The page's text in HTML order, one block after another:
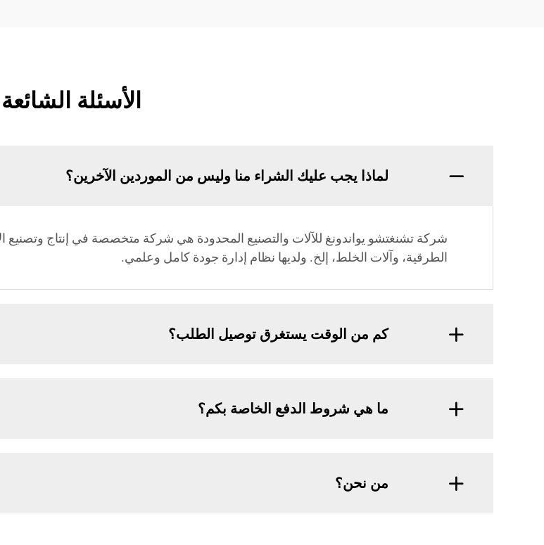
الأسئلة الشائعة
لماذا يجب عليك الشراء منا وليس من الموردين الآخرين؟
شركة تشنغتشو يواندونغ للآلات والتصنيع المحدودة هي شركة متخصصة في إنتاج وتصنيع
الطرقية، وآلات الخلط، إلخ. ولديها نظام إدارة جودة كامل وعلمي.
كم من الوقت يستغرق توصيل الطلب؟
ما هي شروط الدفع الخاصة بكم؟
من نحن؟